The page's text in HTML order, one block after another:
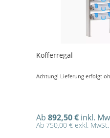
Kofferregal
Achtung! Lieferung erfolgt
Ab 892,50 € inkl.
Ab 750,00 € exkl. MwSt.